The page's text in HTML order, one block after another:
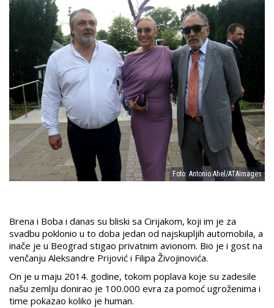
Foto: Antonio Ahel/ATAImages
Brena i Boba i danas su bliski sa Cirijakom, koji im je za
svadbu poklonio u to doba jedan od najskupljih automobila, a
inače je u Beograd stigao privatnim avionom. Bio je i gost na
venčanju Aleksandre Prijović i Filipa Živojinovića.
On je u maju 2014. godine, tokom poplava koje su zadesile
našu zemlju donirao je 100.000 evra za pomoć ugroženima i
time pokazao koliko je human.